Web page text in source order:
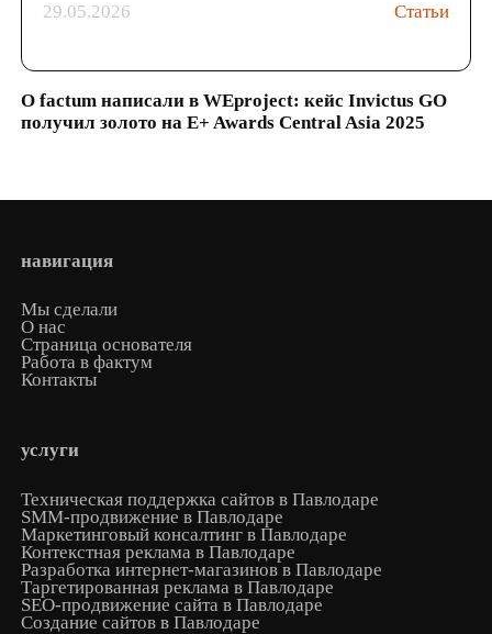
29.05.2026 Статьи
О factum написали в WEproject: кейс Invictus GO
получил золото на E+ Awards Central Asia 2025
навигация
Мы сделали
О нас
Страница основателя
Работа в фактум
Контакты
услуги
Техническая поддержка сайтов в Павлодаре
SMM-продвижение в Павлодаре
Маркетинговый консалтинг в Павлодаре
Контекстная реклама в Павлодаре
Разработка интернет-магазинов в Павлодаре
Таргетированная реклама в Павлодаре
SEO-продвижение сайта в Павлодаре
Создание сайтов в Павлодаре